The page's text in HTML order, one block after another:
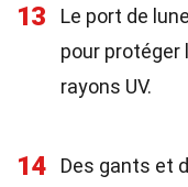
13
Le port de
pour protéger
rayons UV.
14
Des gants et